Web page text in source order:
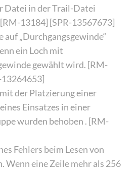
Datei in der Trail-Datei
13184] [SPR-13567673]
auf „Durchgangsgewinde“
ein Loch mit
gewählt wird. [RM-
13264653]
der Platzierung einer
Einsatzes in einer
wurden behoben . [RM-
Fehlers beim Lesen von
Wenn eine Zeile mehr als 256